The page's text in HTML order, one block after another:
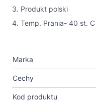
3. Produkt polski
4. Temp. Prania- 40 st. C
Marka
Cechy
Kod produktu